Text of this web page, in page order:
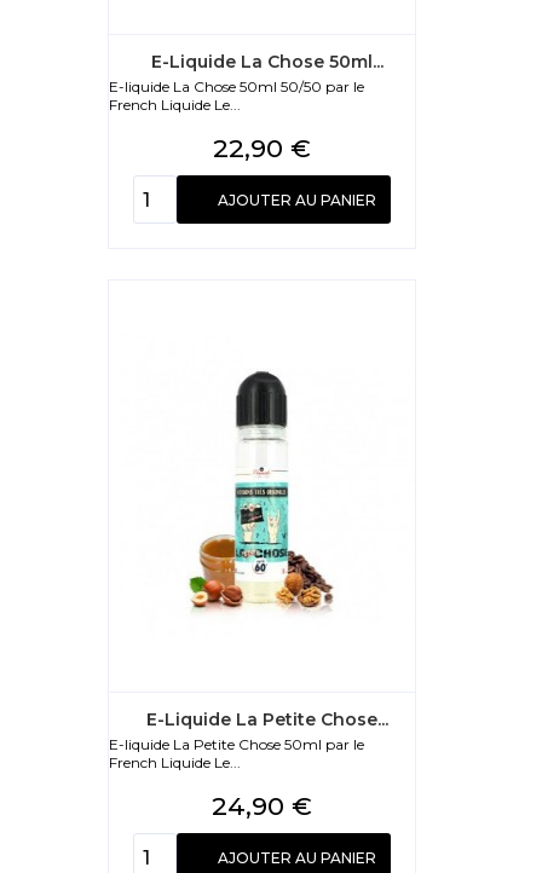
E-Liquide La Chose 50ml...
E-liquide La Chose 50ml 50/50 par le
French Liquide Le...
Prix
22,90 €
AJOUTER AU PANIER
E-Liquide La Petite Chose...
E-liquide La Petite Chose 50ml par le
French Liquide Le...
Prix
24,90 €
AJOUTER AU PANIER